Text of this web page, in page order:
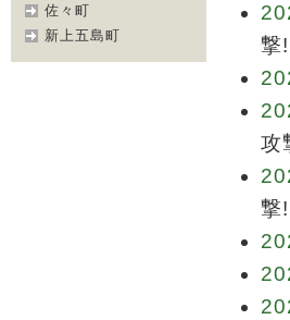
佐々町
新上五島町
撃!
攻
撃!